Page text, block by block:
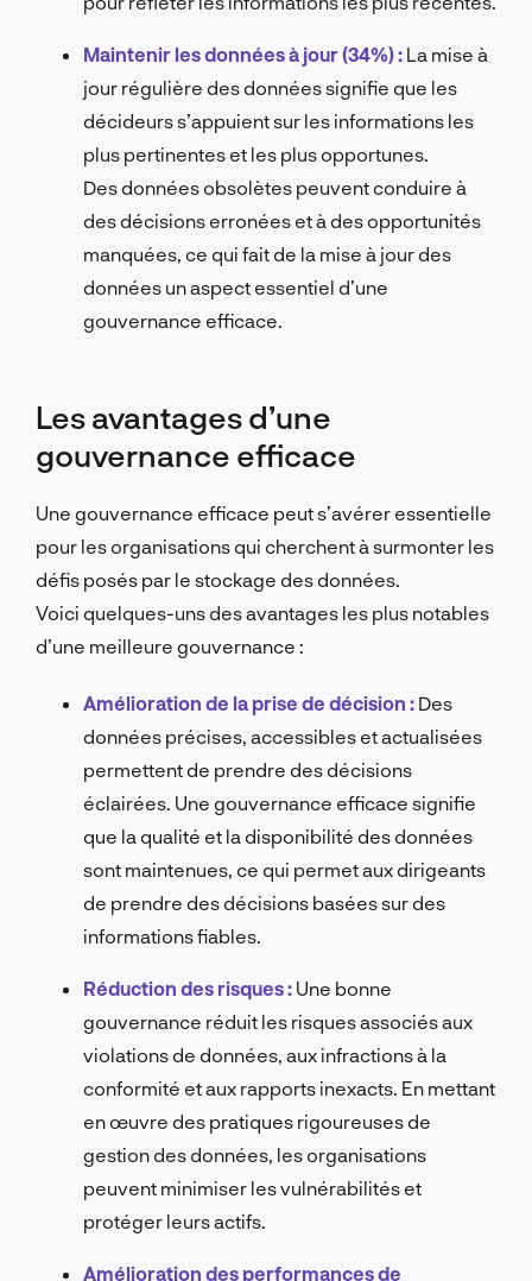
Maintenir les données à jour (34%) : La mise à
jour régulière des données signifie que les
décideurs s’appuient sur les informations les
plus pertinentes et les plus opportunes.
Des données obsolètes peuvent conduire à
des décisions erronées et à des opportunités
manquées, ce qui fait de la mise à jour des
données un aspect essentiel d’une
gouvernance efficace.
Les avantages d’une
gouvernance efficace
Une gouvernance efficace peut s’avérer essentielle
pour les organisations qui cherchent à surmonter les
défis posés par le stockage des données.
Voici quelques-uns des avantages les plus notables
d’une meilleure gouvernance :
Amélioration de la prise de décision : Des
données précises, accessibles et actualisées
permettent de prendre des décisions
éclairées. Une gouvernance efficace signifie
que la qualité et la disponibilité des données
sont maintenues, ce qui permet aux dirigeants
de prendre des décisions basées sur des
informations fiables.
Réduction des risques : Une bonne
gouvernance réduit les risques associés aux
violations de données, aux infractions à la
conformité et aux rapports inexacts. En mettant
en œuvre des pratiques rigoureuses de
gestion des données, les organisations
peuvent minimiser les vulnérabilités et
protéger leurs actifs.
Amélioration des performances de